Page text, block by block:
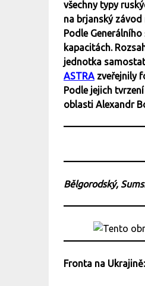
všechny typy
na brjanský
Podle
kapacitách.
jednotka
ASTRA zveřejnily
Podle jejich
oblasti Alexandr
Bělgorodský,
Fronta na Ukrajině: